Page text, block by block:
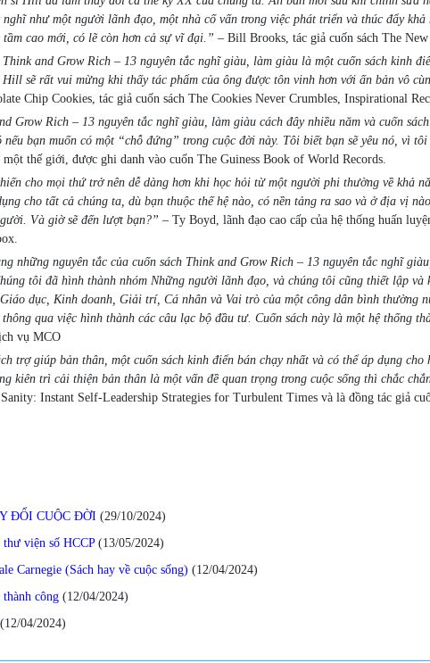
nghĩ như một người lãnh đạo, một nhà cố vấn trong việc phát triển và thúc đẩy
cao mới, có lẽ còn hơn cả sự vĩ đại.” – Bill Brooks, tác giả cuốn sách The
and Grow Rich – 13 nguyên tắc nghĩ giàu, làm giàu là một cuốn sách kinh
sẽ rất vui mừng khi thấy tác phẩm của ông được tôn vinh hơn với ấn bản vô
Chip Cookies, tác giả cuốn sách The Cookies Never Crumbles, Inspirational
Grow Rich – 13 nguyên tắc nghĩ giàu, làm giàu cách đây nhiều năm và cuốn
bạn muốn có một “chỗ đứng” trong cuộc đời này. Tôi biết bạn sẽ yêu nó, vì
một thế giới, được ghi danh vào cuốn The Guiness Book of World Records.
cho mọi thứ trở nên dễ dàng hơn khi học hỏi từ một người phi thường về khả
cho tất cả chúng ta, dù bạn thuộc thế hệ nào, có nền tảng ra sao và ở địa vị
Và giờ sẽ đến lượt bạn?” – Ty Boyd, lãnh đạo cao cấp của hệ thống huấn
những nguyên tắc của cuốn sách Think and Grow Rich – 13 nguyên tắc nghĩ
tôi đã hình thành nhóm Những người lãnh đạo, và chúng tôi cũng thiết lập và
dục, Kinh doanh, Giải trí, Cá nhân và Vai trò của một công dân bình thường
qua việc hình thành các câu lạc bộ đầu tư. Cuốn sách này là một hệ thống
vụ MCO
trợ giúp bản thân, một cuốn sách kinh điển bán chạy nhất và có thể áp dụng
kiên trì cải thiện bản thân là một vấn đề quan trọng trong cuộc sống thì chắc
Instant Self-Leadership Strategies for Turbulent Times và là đồng tác giả
ĐỔI CUỘC ĐỜI (29/10/2024)
viện số HCCP (13/05/2024)
Carnegie (Sách hay về cuộc sống) (12/04/2024)
công (12/04/2024)
(12/04/2024)